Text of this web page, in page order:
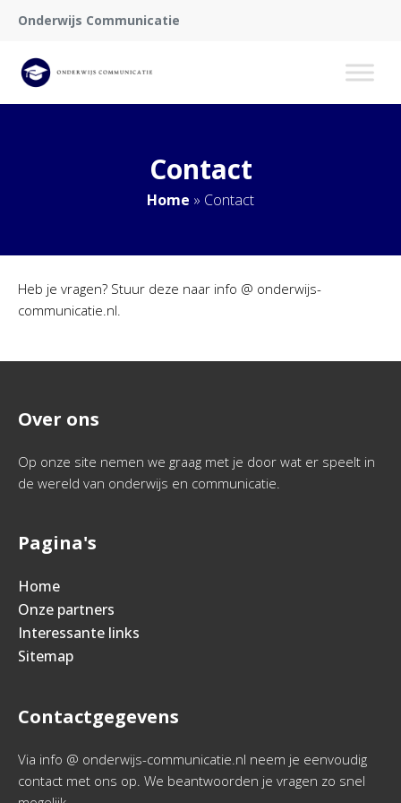
Onderwijs Communicatie
Contact
Home » Contact
Heb je vragen? Stuur deze naar info @ onderwijs-
communicatie.nl.
Over ons
Op onze site nemen we graag met je door wat er speelt in
de wereld van onderwijs en communicatie.
Pagina's
Home
Onze partners
Interessante links
Sitemap
Contactgegevens
Via info @ onderwijs-communicatie.nl neem je eenvoudig
contact met ons op. We beantwoorden je vragen zo snel